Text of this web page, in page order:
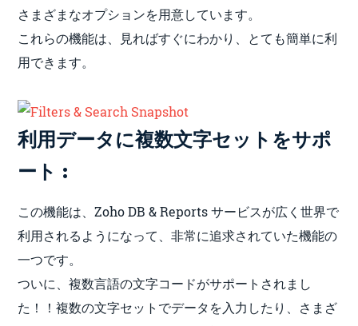
さまざまなオプションを用意しています。
これらの機能は、見ればすぐにわかり、とても簡単に利
用できます。
利用データに複数文字セットをサポ
ート :
この機能は、Zoho DB & Reports サービスが広く世界で
利用されるようになって、非常に追求されていた機能の
一つです。
ついに、複数言語の文字コードがサポートされまし
た！！複数の文字セットでデータを入力したり、さまざ